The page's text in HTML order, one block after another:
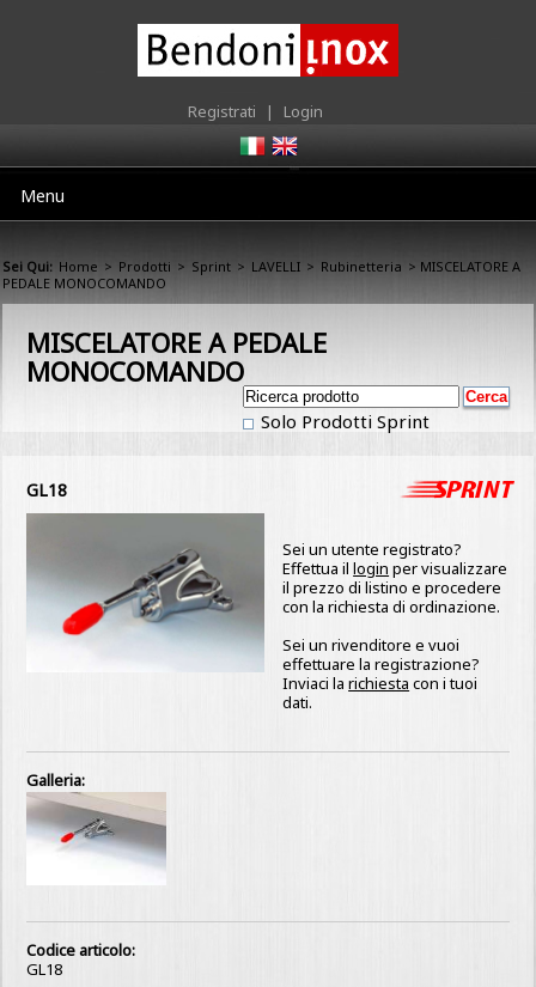
Registrati | Login
Menu
Sei Qui: Home > Prodotti > Sprint > LAVELLI > Rubinetteria > MISCELATORE A
PEDALE MONOCOMANDO
MISCELATORE A PEDALE
MONOCOMANDO
Solo Prodotti Sprint
GL18
Sei un utente registrato?
Effettua illogin per visualizzare
il prezzo di listino e procedere
con la richiesta di ordinazione.
Sei un rivenditore e vuoi
effettuare la registrazione?
Inviaci larichiesta con i tuoi
dati.
Galleria:
Codice articolo:
GL18